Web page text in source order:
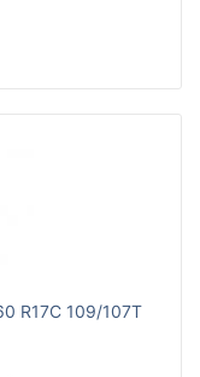
R17C 109/107T